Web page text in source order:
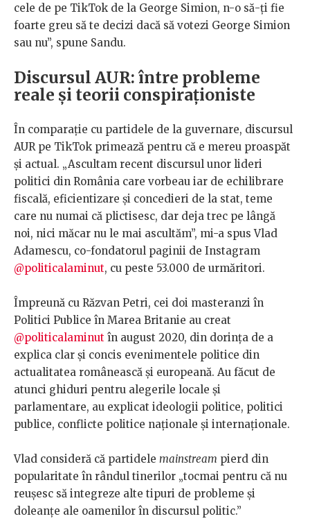
cele de pe TikTok de la George Simion, n-o să-ți fie
foarte greu să te decizi dacă să votezi George Simion
sau nu”, spune Sandu.
Discursul AUR: între probleme
reale și teorii conspiraționiste
În comparație cu partidele de la guvernare, discursul
AUR pe TikTok primează pentru că e mereu proaspăt
și actual. „Ascultam recent discursul unor lideri
politici din România care vorbeau iar de echilibrare
fiscală, eficientizare și concedieri de la stat, teme
care nu numai că plictisesc, dar deja trec pe lângă
noi, nici măcar nu le mai ascultăm”, mi-a spus Vlad
Adamescu, co-fondatorul paginii de Instagram
@politicalaminut, cu peste 53.000 de urmăritori.
Împreună cu Răzvan Petri, cei doi masteranzi în
Politici Publice în Marea Britanie au creat
@politicalaminut în august 2020, din dorința de a
explica clar și concis evenimentele politice din
actualitatea românească și europeană. Au făcut de
atunci ghiduri pentru alegerile locale și
parlamentare, au explicat ideologii politice, politici
publice, conflicte politice naționale și internaționale.
Vlad consideră că partidele mainstream pierd din
popularitate în rândul tinerilor „tocmai pentru că nu
reușesc să integreze alte tipuri de probleme și
doleanțe ale oamenilor în discursul politic.”